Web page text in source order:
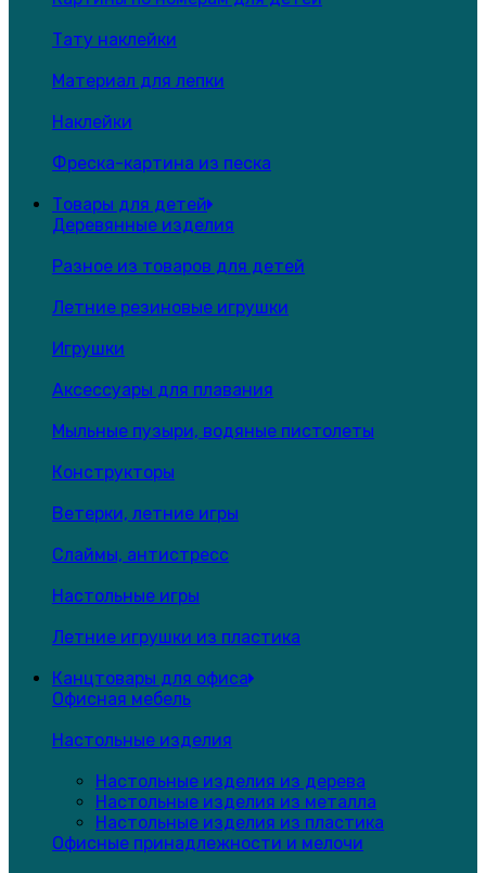
Тату наклейки
Материал для лепки
Наклейки
Фреска-картина из песка
Товары для детей
Деревянные изделия
Разное из товаров для детей
Летние резиновые игрушки
Игрушки
Аксессуары для плавания
Мыльные пузыри, водяные пистолеты
Конструкторы
Ветерки, летние игры
Слаймы, антистресс
Настольные игры
Летние игрушки из пластика
Канцтовары для офиса
Офисная мебель
Настольные изделия
Настольные изделия из дерева
Настольные изделия из металла
Настольные изделия из пластика
Офисные принадлежности и мелочи